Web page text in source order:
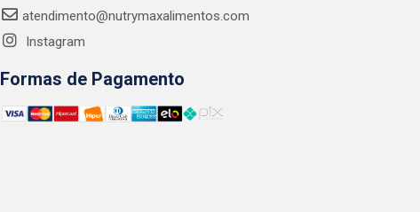
atendimento@nutrymaxalimentos.com
Instagram
Formas de Pagamento